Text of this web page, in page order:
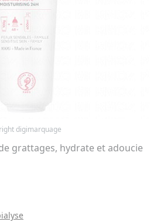
digimarquage
grattages, hydrate et adoucie